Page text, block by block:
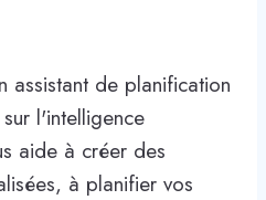
assistant de planification
l'intelligence
aide à créer des
à planifier vos